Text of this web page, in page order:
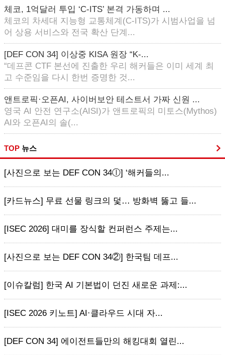
체코, 1억달러 투입 ‘C-ITS’ 본격 가동하며 ...
체코의 차세대 지능형 교통체계(C-ITS)가 시범사업을 넘
어 상용 서비스와 전국 확산 단계...
[DEF CON 34] 이상중 KISA 원장 “K-...
“데프콘 CTF 본선에 진출한 우리 해커들은 이미 세계 최
고 수준임을 다시 한번 증명한 것...
앤트로픽·오픈AI, 사이버보안 테스트서 가짜 신원 ...
영국 AI 안전 연구소(AISI)가 앤트로픽의 미토스(Mythos)
AI와 오픈AI의 솔(...
TOP 뉴스
[사진으로 보는 DEF CON 34ⓛ] ‘해커들의...
[카드뉴스] 무료 선물 링크의 덫… 방화벽 뚫고 들...
[ISEC 2026] 대미를 장식할 컨퍼런스 주제는...
[사진으로 보는 DEF CON 34②] 한국팀 데프...
[이슈칼럼] 한국 AI 기본법이 던진 새로운 과제:...
[ISEC 2026 키노트] AI·클라우드 시대 자...
[DEF CON 34] 에이전트들만의 해킹대회 열린...